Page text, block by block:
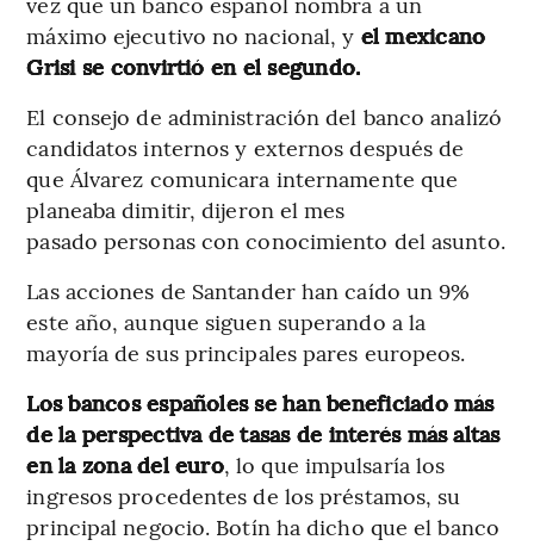
máximo ejecutivo no nacional, y el mexicano
Grisi se convirtió en el segundo.
El consejo de administración del banco analizó
candidatos internos y externos después de
que Álvarez comunicara internamente que
planeaba dimitir, dijeron el mes
pasado personas con conocimiento del asunto.
Las acciones de Santander han caído un 9%
este año, aunque siguen superando a la
mayoría de sus principales pares europeos.
Los bancos españoles se han beneficiado más
de la perspectiva de tasas de interés más altas
en la zona del euro, lo que impulsaría los
ingresos procedentes de los préstamos, su
principal negocio. Botín ha dicho que el banco